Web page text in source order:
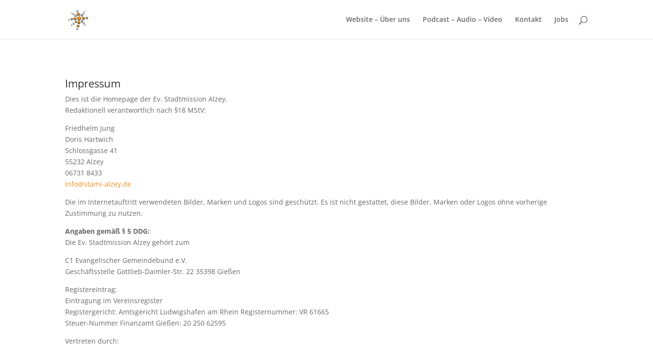
Website – Über uns Podcast – Audio – Video Kontakt Jobs
Impressum
Dies ist die Homepage der Ev. Stadtmission Alzey.
Redaktionell verantwortlich nach §18 MStV:
Friedhelm Jung
Doris Hartwich
Schlossgasse 41
55232 Alzey
06731 8433
Info@stami-alzey.de
Die im Internetauftritt verwendeten Bilder, Marken und Logos sind geschützt. Es ist nicht gestattet, diese Bilder, Marken oder Logos ohne vorherige
Zustimmung zu nutzen.
Angaben gemäß § 5 DDG:
Die Ev. Stadtmission Alzey gehört zum
C1 Evangelischer Gemeindebund e.V.
Geschäftsstelle Gottlieb-Daimler-Str. 22 35398 Gießen
Registereintrag:
Eintragung im Vereinsregister
Registergericht: Amtsgericht Ludwigshafen am Rhein Registernummer: VR 61665
Steuer-Nummer Finanzamt Gießen: 20 250 62595
Vertreten durch: